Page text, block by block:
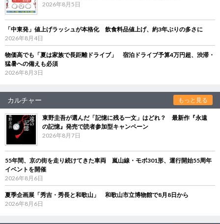
2026年8月5日
「中東発」値上げラッシュが本格化 飲食料品値上げ、約3年ぶりの多さに
2026年8月4日
物価高でも「夏は家族で長距離ドライブ」 宿泊ドライブ予算4万円超、渋滞・
猛暑への備えも必須
2026年8月3日
カルチャー もっと見る
東野圭吾が選んだ「記憶に残る一文」はどれ？ 最新作『永遠
の記憶』発売で読者参加型キャンペーン
2026年8月7日
55年間、京の街を走り続けてきた車両 嵐山線・モボ301形、運行開始55周年
イベントを開催
2026年8月6日
夏季企画展「秀吉・秀長と和歌山」 和歌山市立博物館で8月8日から
2026年8月6日